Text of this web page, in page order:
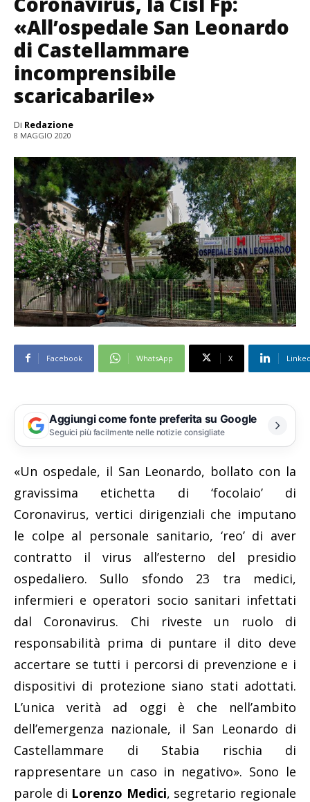
«All’ospedale San Leonardo
di Castellammare
incomprensibile
scaricabarile»
Di Redazione
8 MAGGIO 2020
Facebook WhatsApp X
Aggiungi come fonte preferita su Google
Seguici più facilmente nelle notizie consigliate
«Un ospedale, il San Leonardo, bollato con la
gravissima etichetta di ‘focolaio’ di
Coronavirus, vertici dirigenziali che imputano
le colpe al personale sanitario, ‘reo’ di aver
contratto il virus all’esterno del presidio
ospedaliero. Sullo sfondo 23 tra medici,
infermieri e operatori socio sanitari infettati
dal Coronavirus. Chi riveste un ruolo di
responsabilità prima di puntare il dito deve
accertare se tutti i percorsi di prevenzione e i
dispositivi di protezione siano stati adottati.
L’unica verità ad oggi è che nell’ambito
dell’emergenza nazionale, il San Leonardo di
Castellammare di Stabia rischia di
rappresentare un caso in negativo». Sono le
parole di Lorenzo Medici, segretario regionale